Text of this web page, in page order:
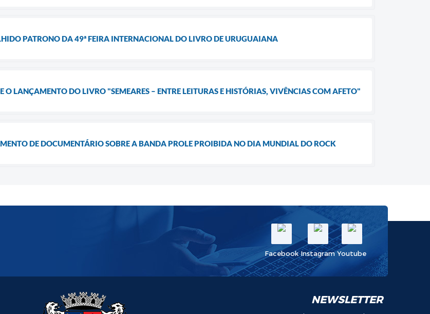
PATRONO DA 49ª FEIRA INTERNACIONAL DO LIVRO DE URUGUAIANA
O LANÇAMENTO DO LIVRO "SEMEARES – ENTRE LEITURAS E HISTÓRIAS, VIVÊNCIAS COM AFETO"
DE DOCUMENTÁRIO SOBRE A BANDA PROLE PROIBIDA NO DIA MUNDIAL DO ROCK
Facebook Instagram Youtube
NEWSLETTER